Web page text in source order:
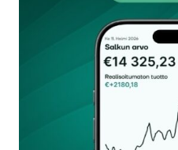
Kommentti*
Nimesi tai nimimerkkisi